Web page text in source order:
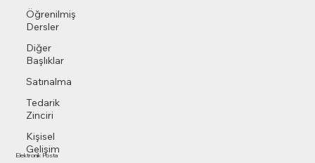
Öğrenilmiş
Dersler
Diğer
Başlıklar
Satınalma
Tedarik
Zinciri
Kişisel
Gelişim
Elektronik Posta